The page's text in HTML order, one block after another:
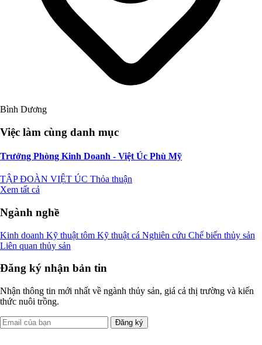
Bình Dương
Việc làm cùng danh mục
Trưởng Phòng Kinh Doanh - Việt Úc Phù Mỹ
TẬP ĐOÀN VIỆT ÚC Thỏa thuận
Xem tất cả
Ngành nghề
Kinh doanh Kỹ thuật tôm Kỹ thuật cá Nghiên cứu Chế biến thủy sản
Liên quan thủy sản
Đăng ký nhận bản tin
Nhận thông tin mới nhất về ngành thủy sản, giá cả thị trường và kiến
thức nuôi trồng.
Đăng ký